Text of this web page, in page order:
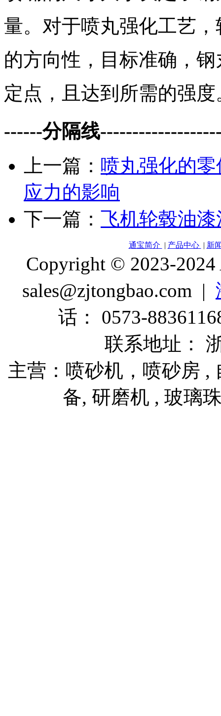
量。对于喷丸强化工艺
的方向性，目标准确，
定点，且达到所需的强度
------分隔线
上一篇： 喷丸强化的
应力的影响
下一篇： 飞机轮毂油
通宝简介 | 产品中心 | 新
Copyright © 2023-
sales@zjtongbao.com |
话： 0573-
联系地址：
主营：喷砂机，喷砂房 ,
备, 研磨机 , 玻璃